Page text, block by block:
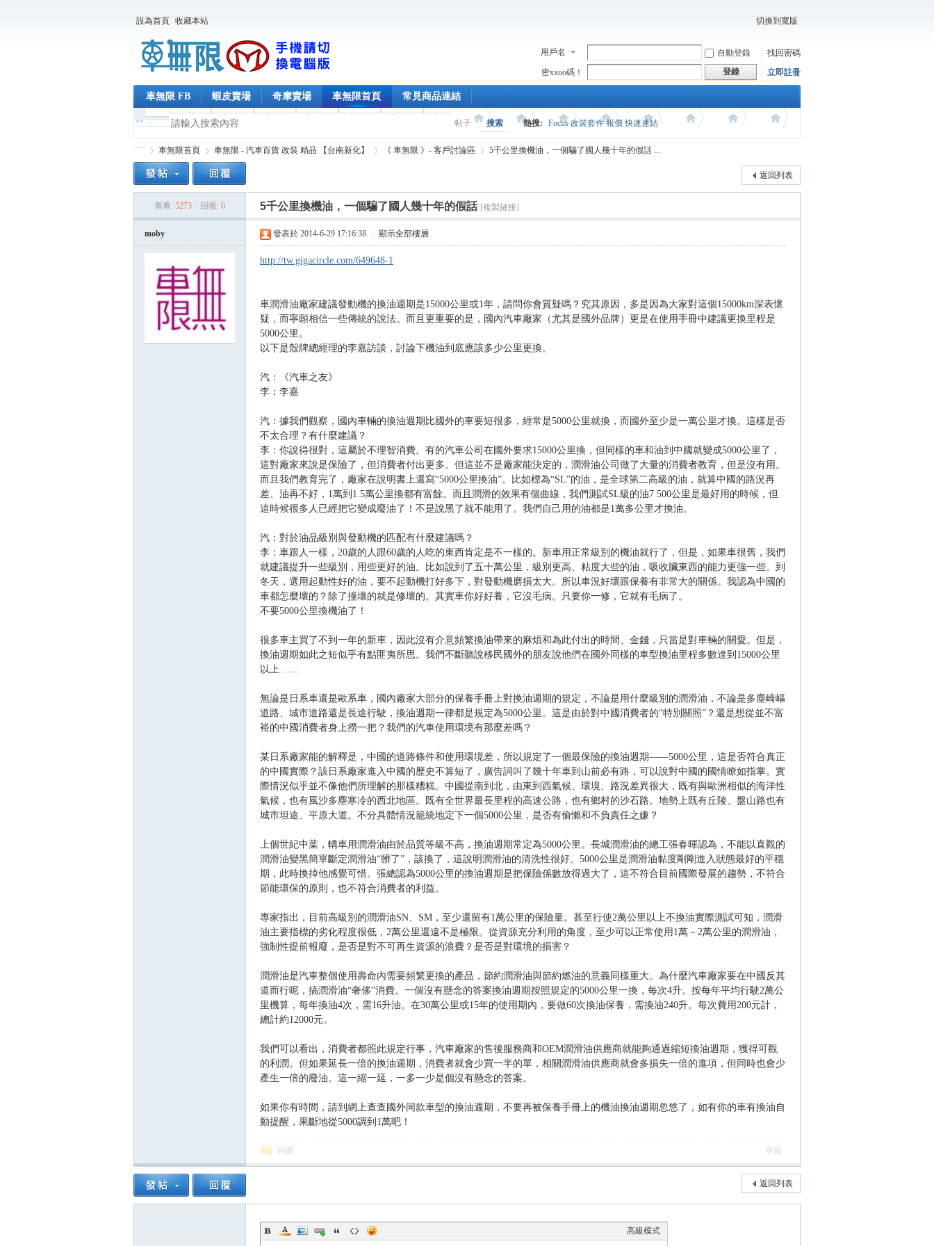
設為首頁 收藏本站 切換到寬版
用戶名 自動登錄
找回密碼
密xxoo碼！
登錄 立即註冊
車無限 FB 蝦皮賣場 奇摩賣場 車無限首頁 常見商品連結
帖子 搜索 熱搜: Focus 改裝套件 報價 快速連結
車無限首頁
›
車無限 - 汽車百貨 改裝 精品 【台南新化】
›
《 車無限 》- 客戶討論區
›
5千公里換機油，一個騙了國人幾十年的假話 ...
返回列表
查看: 5273 回復: 0 5千公里換機油，一個騙了國人幾十年的假話 [複製鏈接]
moby 發表於 2014-6-29 17:16:38 顯示全部樓層
http://tw.gigacircle.com/649648-1
車潤滑油廠家建議發動機的換油週期是15000公里或1年，請問你會質疑嗎？究其原因，多是因為大家對這個15000km深表懷
疑，而寧願相信一些傳統的說法。而且更重要的是，國內汽車廠家（尤其是國外品牌）更是在使用手冊中建議更換里程是
5000公里。
以下是殼牌總經理的李嘉訪談，討論下機油到底應該多少公里更換。
汽：《汽車之友》
李：李嘉
汽：據我們觀察，國內車輛的換油週期比國外的車要短很多，經常是5000公里就換，而國外至少是一萬公里才換。這樣是否
不太合理？有什麼建議？
李：你說得很對，這屬於不理智消費。有的汽車公司在國外要求15000公里換，但同樣的車和油到中國就變成5000公里了，
這對廠家來說是保險了，但消費者付出更多。但這並不是廠家能決定的，潤滑油公司做了大量的消費者教育，但是沒有用。
而且我們教育完了，廠家在說明書上還寫“5000公里換油”。比如標為“SL”的油，是全球第二高級的油，就算中國的路況再
差、油再不好，1萬到1.5萬公里換都有富餘。而且潤滑的效果有個曲線，我們測試SL級的油7 500公里是最好用的時候，但
這時候很多人已經把它變成廢油了！不是說黑了就不能用了。我們自己用的油都是1萬多公里才換油。
汽：對於油品級別與發動機的匹配有什麼建議嗎？
李：車跟人一樣，20歲的人跟60歲的人吃的東西肯定是不一樣的。新車用正常級別的機油就行了，但是，如果車很舊，我們
就建議提升一些級別，用些更好的油。比如說到了五十萬公里，級別更高、粘度大些的油，吸收臟東西的能力更強一些。到
冬天，選用起動性好的油，要不起動機打好多下，對發動機磨損太大。所以車況好壞跟保養有非常大的關係。我認為中國的
車都怎麼壞的？除了撞壞的就是修壞的。其實車你好好養，它沒毛病。只要你一修，它就有毛病了。
不要5000公里換機油了！
很多車主買了不到一年的新車，因此沒有介意頻繁換油帶來的麻煩和為此付出的時間、金錢，只當是對車輛的關愛。但是，
換油週期如此之短似乎有點匪夷所思。我們不斷聽說移民國外的朋友說他們在國外同樣的車型換油里程多數達到15000公里
以上 ......
無論是日系車還是歐系車，國內廠家大部分的保養手冊上對換油週期的規定，不論是用什麼級別的潤滑油，不論是多塵崎嶇
道路、城市道路還是長途行駛，換油週期一律都是規定為5000公里。這是由於對中國消費者的“特別關照”？還是想從並不富
裕的中國消費者身上撈一把？我們的汽車使用環境有那麼差嗎？
某日系廠家能的解釋是，中國的道路條件和使用環境差，所以規定了一個最保險的換油週期——5000公里，這是否符合真正
的中國實際？該日系廠家進入中國的歷史不算短了，廣告詞叫了幾十年車到山前必有路，可以說對中國的國情瞭如指掌。實
際情況似乎並不像他們所理解的那樣糟糕。中國從南到北，由東到西氣候、環境、路況差異很大，既有與歐洲相似的海洋性
氣候，也有風沙多塵寒冷的西北地區。既有全世界最長里程的高速公路，也有鄉村的沙石路。地勢上既有丘陵、盤山路也有
城市坦途、平原大道。不分具體情況籠統地定下一個5000公里，是否有偷懶和不負責任之嫌？
上個世紀中葉，轎車用潤滑油由於品質等級不高，換油週期常定為5000公里。長城潤滑油的總工張春暉認為，不能以直觀的
潤滑油變黑簡單斷定潤滑油“髒了”，該換了，這說明潤滑油的清洗性很好。5000公里是潤滑油黏度剛剛進入狀態最好的平穩
期，此時換掉他感覺可惜。張總認為5000公里的換油週期是把保險係數放得過大了，這不符合目前國際發展的趨勢，不符合
節能環保的原則，也不符合消費者的利益。
專家指出，目前高級別的潤滑油SN、SM，至少還留有1萬公里的保險量。甚至行使2萬公里以上不換油實際測試可知，潤滑
油主要指標的劣化程度很低，2萬公里還遠不是極限。從資源充分利用的角度，至少可以正常使用1萬－2萬公里的潤滑油，
強制性提前報廢，是否是對不可再生資源的浪費？是否是對環境的損害？
潤滑油是汽車整個使用壽命內需要頻繁更換的產品，節約潤滑油與節約燃油的意義同樣重大。為什麼汽車廠家要在中國反其
道而行呢，搞潤滑油“奢侈”消費。一個沒有懸念的答案換油週期按照規定的5000公里一換，每次4升。按每年平均行駛2萬公
里機算，每年換油4次，需16升油。在30萬公里或15年的使用期內，要做60次換油保養，需換油240升。每次費用200元計，
總計約12000元。
我們可以看出，消費者都照此規定行事，汽車廠家的售後服務商和OEM潤滑油供應商就能夠通過縮短換油週期，獲得可觀
的利潤。但如果延長一倍的換油週期，消費者就會少買一半的單，相關潤滑油供應商就會多損失一倍的進項，但同時也會少
產生一倍的廢油。這一縮一延，一多一少是個沒有懸念的答案。
如果你有時間，請到網上查查國外同款車型的換油週期，不要再被保養手冊上的機油換油週期忽悠了，如有你的車有換油自
動提醒，果斷地從5000調到1萬吧！
回復 舉報
返回列表
高級模式